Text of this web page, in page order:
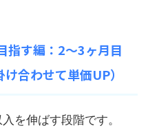
指す編：2〜3ヶ月目
合わせて単価UP）
を伸ばす段階です。